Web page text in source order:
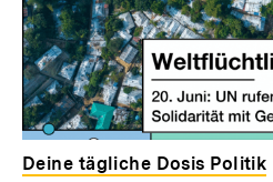
Deine tägliche Dosis Politik